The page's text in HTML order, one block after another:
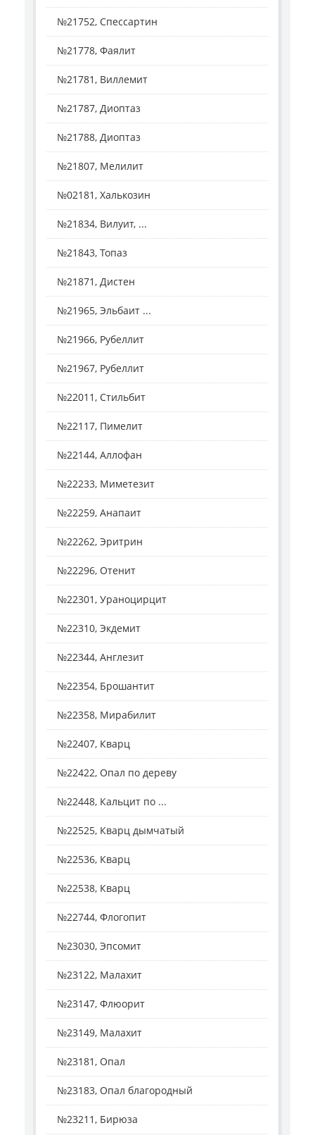
№21752, Спессартин
№21778, Фаялит
№21781, Виллемит
№21787, Диоптаз
№21788, Диоптаз
№21807, Мелилит
№02181, Халькозин
№21834, Вилуит, ...
№21843, Топаз
№21871, Дистен
№21965, Эльбаит ...
№21966, Рубеллит
№21967, Рубеллит
№22011, Стильбит
№22117, Пимелит
№22144, Аллофан
№22233, Миметезит
№22259, Анапаит
№22262, Эритрин
№22296, Отенит
№22301, Ураноцирцит
№22310, Экдемит
№22344, Англезит
№22354, Брошантит
№22358, Мирабилит
№22407, Кварц
№22422, Опал по дереву
№22448, Кальцит по ...
№22525, Кварц дымчатый
№22536, Кварц
№22538, Кварц
№22744, Флогопит
№23030, Эпсомит
№23122, Малахит
№23147, Флюорит
№23149, Малахит
№23181, Опал
№23183, Опал благородный
№23211, Бирюза